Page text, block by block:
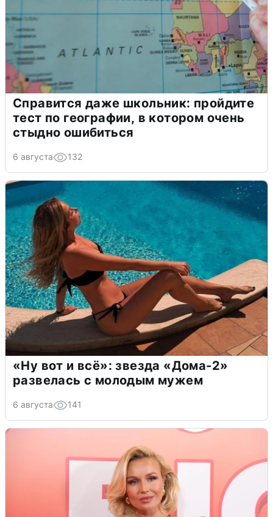
Справится даже школьник: пройдите
тест по географии, в котором очень
стыдно ошибиться
6 августа 132
«Ну вот и всё»: звезда «Дома-2»
развелась с молодым мужем
6 августа 141